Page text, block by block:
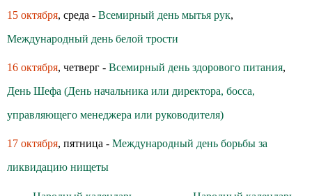
15 октября, среда - Всемирный день мытья рук,
Международный день белой трости
16 октября, четверг - Всемирный день здoрoвoгo питания,
День Шефа (День начальника или директора, босса,
управляющего менеджера или руководителя)
17 октября, пятница - Международный день борьбы за
ликвидацию нищеты